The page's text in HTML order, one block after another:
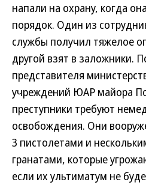
напали на охрану, когда
порядок. Один из
службы получил тяжелое
другой взят в заложники.
представителя
учреждений ЮАР майора
преступники требуют
освобождения. Они
3 пистолетами и
гранатами, которые
если их ультиматум не